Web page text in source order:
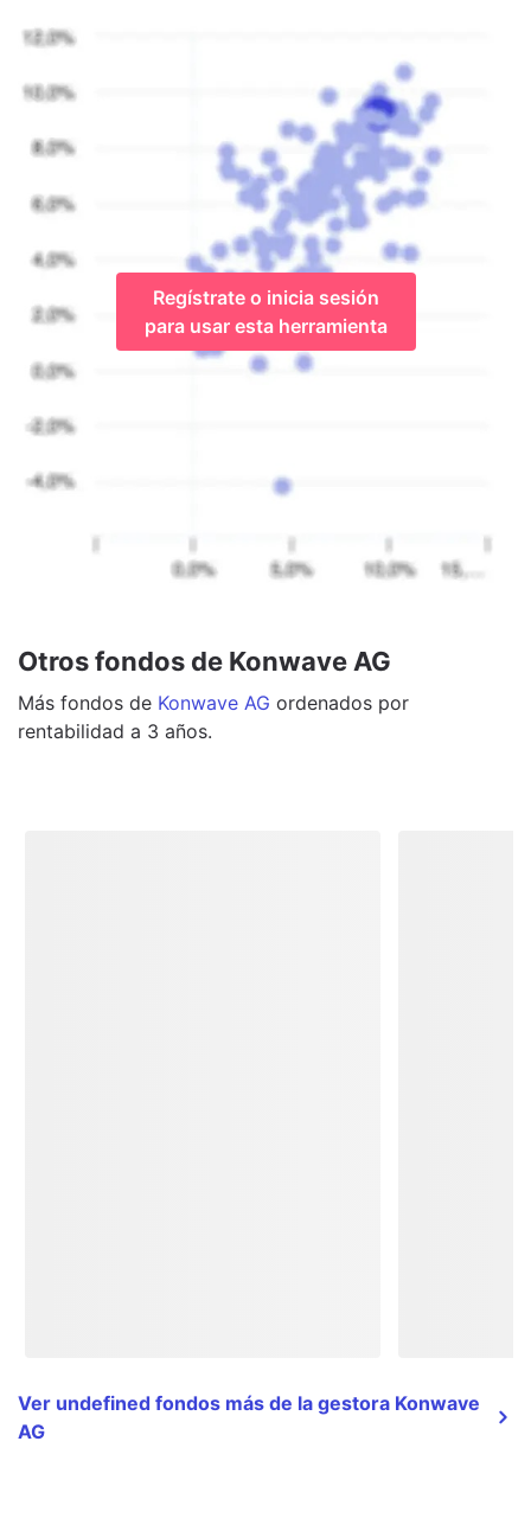
Regístrate o inicia sesión
para usar esta herramienta
Otros fondos de Konwave AG
Más fondos de Konwave AG ordenados por
rentabilidad a 3 años.
Ver undefined fondos más de la gestora Konwave
AG